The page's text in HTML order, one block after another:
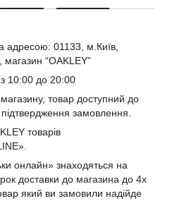
адресою: 01133, м.Київ,
магазин “OAKLEY”
10:00 до 20:00
товар доступний до
замовлення.
товарів
онлайн» знаходяться на
доставки до магазина до 4х
який ви замовили надійде